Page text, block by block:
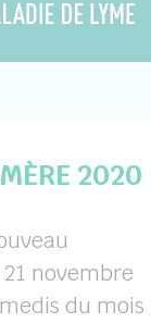
2020
novembre
du mois